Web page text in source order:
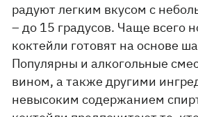
радуют легким вкусом с
– до 15 градусов. Чаще всего
коктейли готовят на основе
Популярны и алкогольные
вином, а также другими
невысоким содержанием